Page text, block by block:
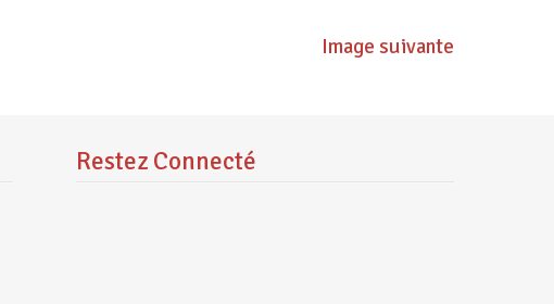
Image suivante
Restez Connecté